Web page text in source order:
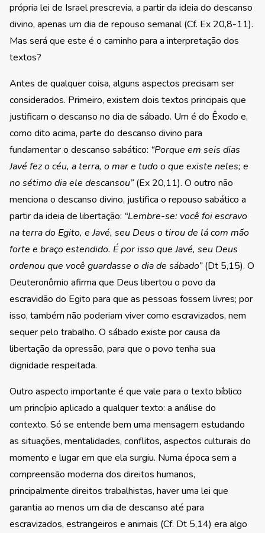
própria lei de Israel prescrevia, a partir da ideia do descanso
divino, apenas um dia de repouso semanal (Cf. Ex 20,8-11).
Mas será que este é o caminho para a interpretação dos
textos?
Antes de qualquer coisa, alguns aspectos precisam ser
considerados. Primeiro, existem dois textos principais que
justificam o descanso no dia de sábado. Um é do Êxodo e,
como dito acima, parte do descanso divino para
fundamentar o descanso sabático: “Porque em seis dias
Javé fez o céu, a terra, o mar e tudo o que existe neles; e
no sétimo dia ele descansou”(Ex 20,11). O outro não
menciona o descanso divino, justifica o repouso sabático a
partir da ideia de libertação: “Lembre-se: você foi escravo
na terra do Egito, e Javé, seu Deus o tirou de lá com mão
forte e braço estendido. É por isso que Javé, seu Deus
ordenou que você guardasse o dia de sábado”(Dt 5,15). O
Deuteronômio afirma que Deus libertou o povo da
escravidão do Egito para que as pessoas fossem livres; por
isso, também não poderiam viver como escravizados, nem
sequer pelo trabalho. O sábado existe por causa da
libertação da opressão, para que o povo tenha sua
dignidade respeitada.
Outro aspecto importante é que vale para o texto bíblico
um princípio aplicado a qualquer texto: a análise do
contexto. Só se entende bem uma mensagem estudando
as situações, mentalidades, conflitos, aspectos culturais do
momento e lugar em que ela surgiu. Numa época sem a
compreensão moderna dos direitos humanos,
principalmente direitos trabalhistas, haver uma lei que
garantia ao menos um dia de descanso até para
escravizados, estrangeiros e animais (Cf. Dt 5,14) era algo